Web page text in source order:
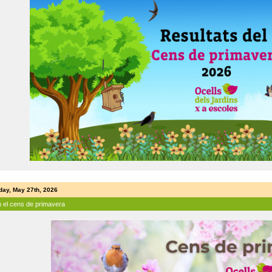
May 27th, 2026
el cens de primavera